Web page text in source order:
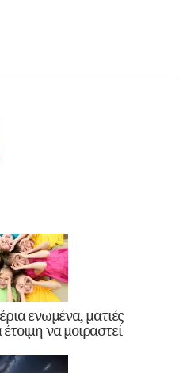
ενωμένα, ματιές
να μοιραστεί